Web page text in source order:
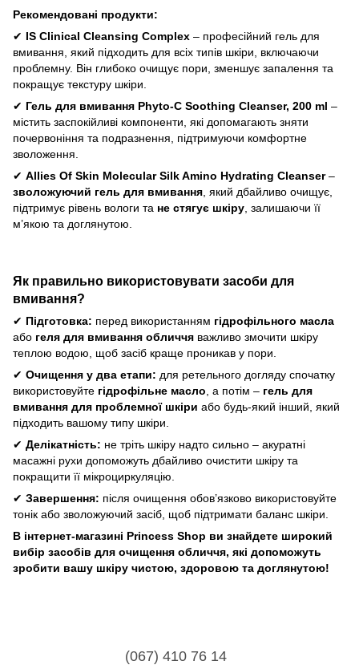
Рекомендовані продукти:
✔ IS Clinical Cleansing Complex – професійний гель для
вмивання, який підходить для всіх типів шкіри, включаючи
проблемну. Він глибоко очищує пори, зменшує запалення та
покращує текстуру шкіри.
✔ Гель для вмивання Phyto-C Soothing Cleanser, 200 ml –
містить заспокійливі компоненти, які допомагають зняти
почервоніння та подразнення, підтримуючи комфортне
зволоження.
✔ Allies Of Skin Molecular Silk Amino Hydrating Cleanser–
зволожуючий гель для вмивання , який дбайливо очищує,
підтримує рівень вологи та не стягує шкіру , залишаючи її
м’якою та доглянутою.
Як правильно використовувати засоби для
вмивання?
✔ Підготовка: перед використанням гідрофільного масла
або геля для вмивання обличчя важливо змочити шкіру
теплою водою, щоб засіб краще проникав у пори.
✔ Очищення у два етапи: для ретельного догляду спочатку
використовуйте гідрофільне масло , а потім – гель для
вмивання для проблемної шкіри або будь-який інший, який
підходить вашому типу шкіри.
✔ Делікатність: не тріть шкіру надто сильно – акуратні
масажні рухи допоможуть дбайливо очистити шкіру та
покращити її мікроциркуляцію.
✔ Завершення: після очищення обов’язково використовуйте
тонік або зволожуючий засіб, щоб підтримати баланс шкіри.
В інтернет-магазині Princess Shop ви знайдете широкий
вибір засобів для очищення обличчя, які допоможуть
зробити вашу шкіру чистою, здоровою та доглянутою!
(067) 410 76 14